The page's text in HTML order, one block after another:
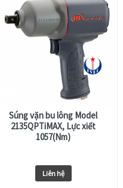
Súng vặn bu lông Model
2135QPTiMAX, Lực xiết
1057(Nm)
Liên hệ